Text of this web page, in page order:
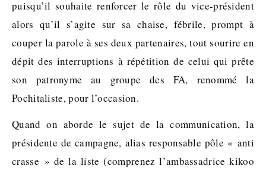
puisqu’il souhaite renforcer le rôle du vice-président
alors qu’il s’agite sur sa chaise, fébrile, prompt à
couper la parole à ses deux partenaires, tout sourire en
dépit des interruptions à répétition de celui qui prête
son patronyme au groupe des FA, renommé la
Pochitaliste, pour l’occasion.
Quand on aborde le sujet de la communication, la
présidente de campagne, alias responsable pôle « anti
crasse » de la liste (comprenez l’ambassadrice kikoo